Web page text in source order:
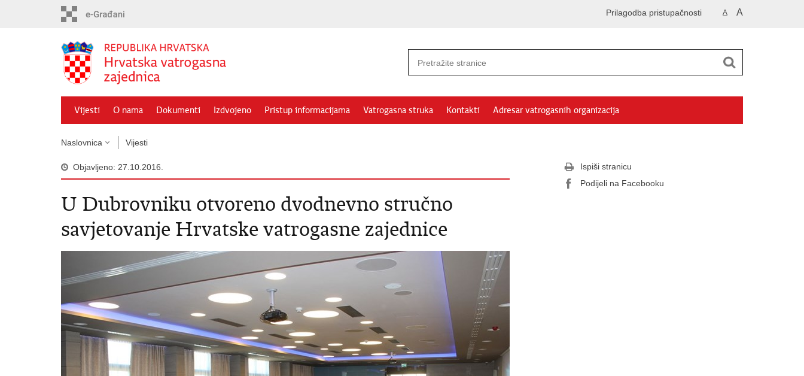
A A
Prilagodba pristupačnosti
Vijesti O nama Dokumenti Izdvojeno Pristup informacijama Vatrogasna struka Kontakti Adresar vatrogasnih organizacija
Naslovnica Vijesti
Objavljeno: 27.10.2016.
U Dubrovniku otvoreno dvodnevno stručno
savjetovanje Hrvatske vatrogasne zajednice
Ispiši stranicu
Podijeli na Facebooku